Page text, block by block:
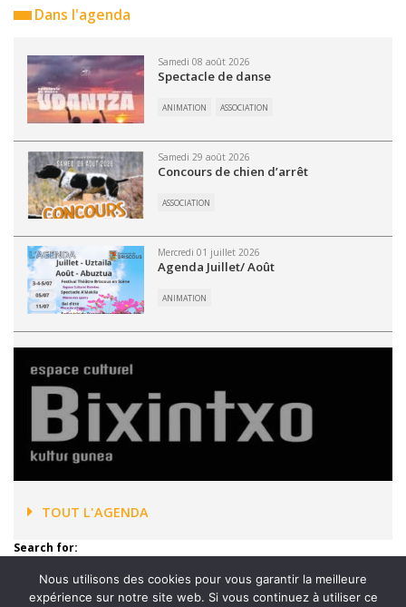
Dans l'agenda
Samedi 08 août 2026
Spectacle de danse
ANIMATION ASSOCIATION
Samedi 29 août 2026
Concours de chien d’arrêt
ASSOCIATION
Mercredi 01 juillet 2026
Agenda Juillet/ Août
ANIMATION
TOUT L'AGENDA
Search for:
Nous utilisons des cookies pour vous garantir la meilleure
expérience sur notre site web. Si vous continuez à utiliser ce